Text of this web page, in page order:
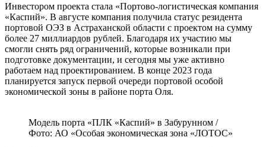
Инвестором проекта стала «Портово-логистическая компания
«Каспий». В августе компания получила статус резидента
портовой ОЭЗ в Астраханской области с проектом на сумму
более 27 миллиардов рублей. Благодаря их участию мы
смогли снять ряд ограничений, которые возникали при
подготовке документации, и сегодня мы уже активно
работаем над проектированием. В конце 2023 года
планируется запуск первой очереди портовой особой
экономической зоны в районе порта Оля.
Модель порта «ПЛК «Каспий» в Забурунном /
Фото: АО «Особая экономическая зона «ЛОТОС»